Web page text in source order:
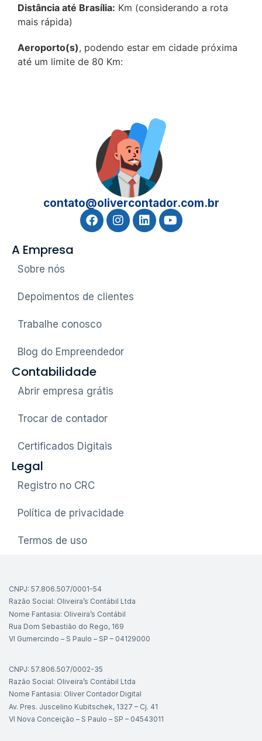
Distância até Brasília: Km (considerando a rota
mais rápida)
Aeroporto(s), podendo estar em cidade próxima
até um limite de 80 Km:
contato@olivercontador.com.br
A Empresa
Sobre nós
Depoimentos de clientes
Trabalhe conosco
Blog do Empreendedor
Contabilidade
Abrir empresa grátis
Trocar de contador
Certificados Digitais
Legal
Registro no CRC
Política de privacidade
Termos de uso
CNPJ: 57.806.507/0001-54
Razão Social: Oliveira’s Contábil Ltda
Nome Fantasia: Oliveira’s Contábil
Rua Dom Sebastião do Rego, 169
Vl Gumercindo – S Paulo – SP – 04129000
CNPJ: 57.806.507/0002-35
Razão Social: Oliveira’s Contábil Ltda
Nome Fantasia: Oliver Contador Digital
Av. Pres. Juscelino Kubitschek, 1327 – Cj. 41
Vl Nova Conceição – S Paulo – SP – 04543011